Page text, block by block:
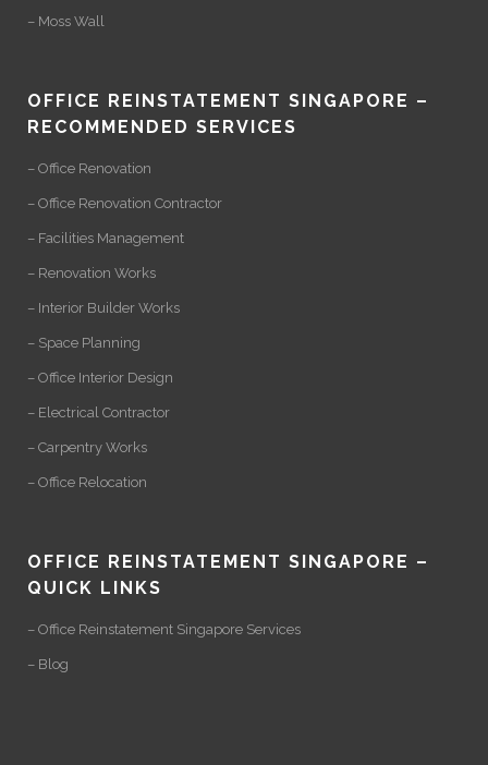
– Moss Wall
OFFICE REINSTATEMENT SINGAPORE –
RECOMMENDED SERVICES
– Office Renovation
– Office Renovation Contractor
– Facilities Management
– Renovation Works
– Interior Builder Works
– Space Planning
– Office Interior Design
– Electrical Contractor
– Carpentry Works
– Office Relocation
OFFICE REINSTATEMENT SINGAPORE –
QUICK LINKS
– Office Reinstatement Singapore Services
– Blog